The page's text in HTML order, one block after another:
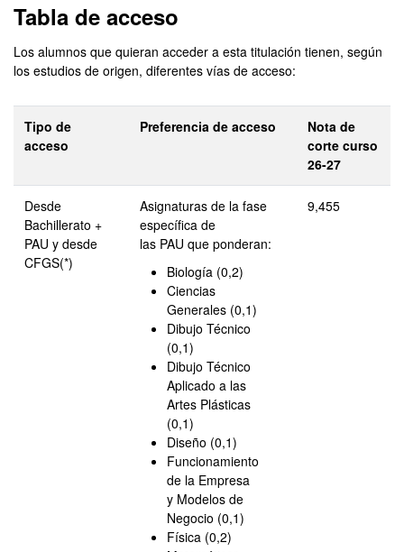
Tabla de acceso
Los alumnos que quieran acceder a esta titulación tienen, según
los estudios de origen, diferentes vías de acceso:
Tipo de
acceso
Preferencia de acceso
Nota de
corte curso
26-27
Desde
Bachillerato +
PAU y desde
CFGS(*)
Asignaturas de la fase
específica de
las PAU que ponderan:
Biología (0,2)
Ciencias
Generales (0,1)
Dibujo Técnico
(0,1)
Dibujo Técnico
Aplicado a las
Artes Plásticas
(0,1)
Diseño (0,1)
Funcionamiento
de la Empresa
y Modelos de
Negocio (0,1)
Física (0,2)
9,455